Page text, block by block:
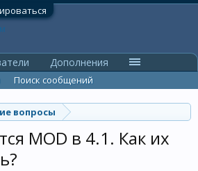
вопросы
MOD в 4.1. Как их
Поиск сообщений
Дополнения